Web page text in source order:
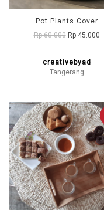
Pot Plants Cover
Rp 60.000 Rp 45.000
creativebyad
Tangerang